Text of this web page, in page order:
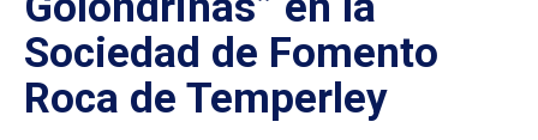
Sociedad de Fomento
Roca de Temperley